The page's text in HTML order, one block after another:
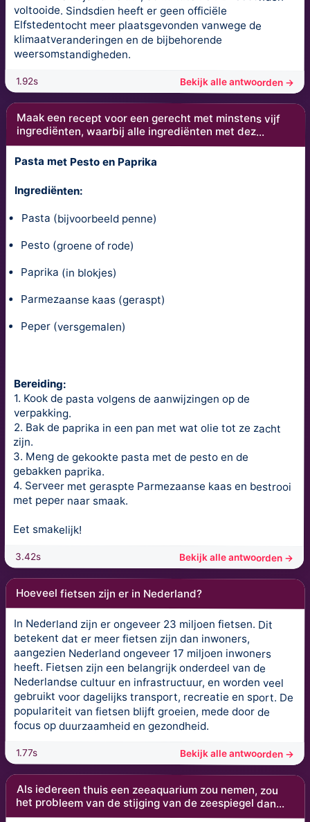
voltooide. Sindsdien heeft er geen officiële
Elfstedentocht meer plaatsgevonden vanwege de
klimaatveranderingen en de bijbehorende
weersomstandigheden.
1.92s Bekijk alle antwoorden →
Maak een recept voor een gerecht met minstens vijf
ingrediënten, waarbij alle ingrediënten met dez...
Pasta met Pesto en Paprika
Ingrediënten:
Pasta (bijvoorbeeld penne)
Pesto (groene of rode)
Paprika (in blokjes)
Parmezaanse kaas (geraspt)
Peper (versgemalen)
Bereiding:
1. Kook de pasta volgens de aanwijzingen op de
verpakking.
2. Bak de paprika in een pan met wat olie tot ze zacht
zijn.
3. Meng de gekookte pasta met de pesto en de
gebakken paprika.
4. Serveer met geraspte Parmezaanse kaas en bestrooi
met peper naar smaak.
Eet smakelijk!
3.42s Bekijk alle antwoorden →
Hoeveel fietsen zijn er in Nederland?
In Nederland zijn er ongeveer 23 miljoen fietsen. Dit
betekent dat er meer fietsen zijn dan inwoners,
aangezien Nederland ongeveer 17 miljoen inwoners
heeft. Fietsen zijn een belangrijk onderdeel van de
Nederlandse cultuur en infrastructuur, en worden veel
gebruikt voor dagelijks transport, recreatie en sport. De
populariteit van fietsen blijft groeien, mede door de
focus op duurzaamheid en gezondheid.
1.77s Bekijk alle antwoorden →
Als iedereen thuis een zeeaquarium zou nemen, zou
het probleem van de stijging van de zeespiegel dan...